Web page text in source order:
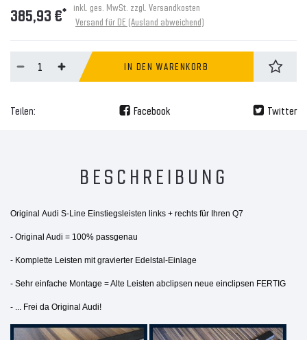
385,93 €* inkl. ges. MwSt. zzgl. Versandkosten
Versand für DE (Ausland abweichend)
IN DEN WARENKORB
Teilen: Facebook Twitter
BESCHREIBUNG
Original Audi S-Line Einstiegsleisten links + rechts für Ihren Q7
- Original Audi = 100% passgenau
- Komplette Leisten mit gravierter Edelstal-Einlage
- Sehr einfache Montage = Alte Leisten abclipsen neue einclipsen FERTIG
- ... Frei da Original Audi!